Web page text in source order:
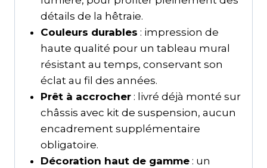
détails de la hêtraie.
Couleurs durables : impression de
haute qualité pour un tableau mural
résistant au temps, conservant son
éclat au fil des années.
Prêt à accrocher: livré déjà monté sur
châssis avec kit de suspension, aucun
encadrement supplémentaire
obligatoire.
Décoration haut de gamme: un